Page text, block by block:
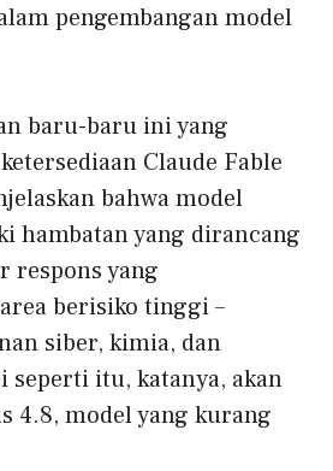
pengembangan model
baru-baru ini yang
Claude Fable
bahwa model
hambatan yang dirancang
respons yang
berisiko tinggi –
siber, kimia, dan
itu, katanya, akan
4.8, model yang kurang